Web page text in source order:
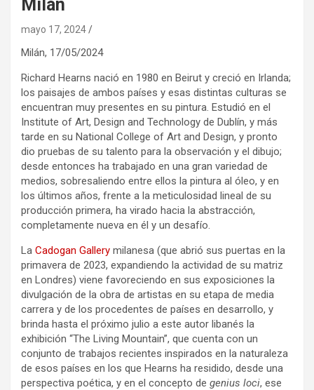
Milán
mayo 17, 2024
Milán, 17/05/2024
Richard Hearns nació en 1980 en Beirut y creció en Irlanda;
los paisajes de ambos países y esas distintas culturas se
encuentran muy presentes en su pintura. Estudió en el
Institute of Art, Design and Technology de Dublín, y más
tarde en su National College of Art and Design, y pronto
dio pruebas de su talento para la observación y el dibujo;
desde entonces ha trabajado en una gran variedad de
medios, sobresaliendo entre ellos la pintura al óleo, y en
los últimos años, frente a la meticulosidad lineal de su
producción primera, ha virado hacia la abstracción,
completamente nueva en él y un desafío.
La Cadogan Gallery milanesa (que abrió sus puertas en la
primavera de 2023, expandiendo la actividad de su matriz
en Londres) viene favoreciendo en sus exposiciones la
divulgación de la obra de artistas en su etapa de media
carrera y de los procedentes de países en desarrollo, y
brinda hasta el próximo julio a este autor libanés la
exhibición “The Living Mountain”, que cuenta con un
conjunto de trabajos recientes inspirados en la naturaleza
de esos países en los que Hearns ha residido, desde una
perspectiva poética, y en el concepto de genius loci, ese